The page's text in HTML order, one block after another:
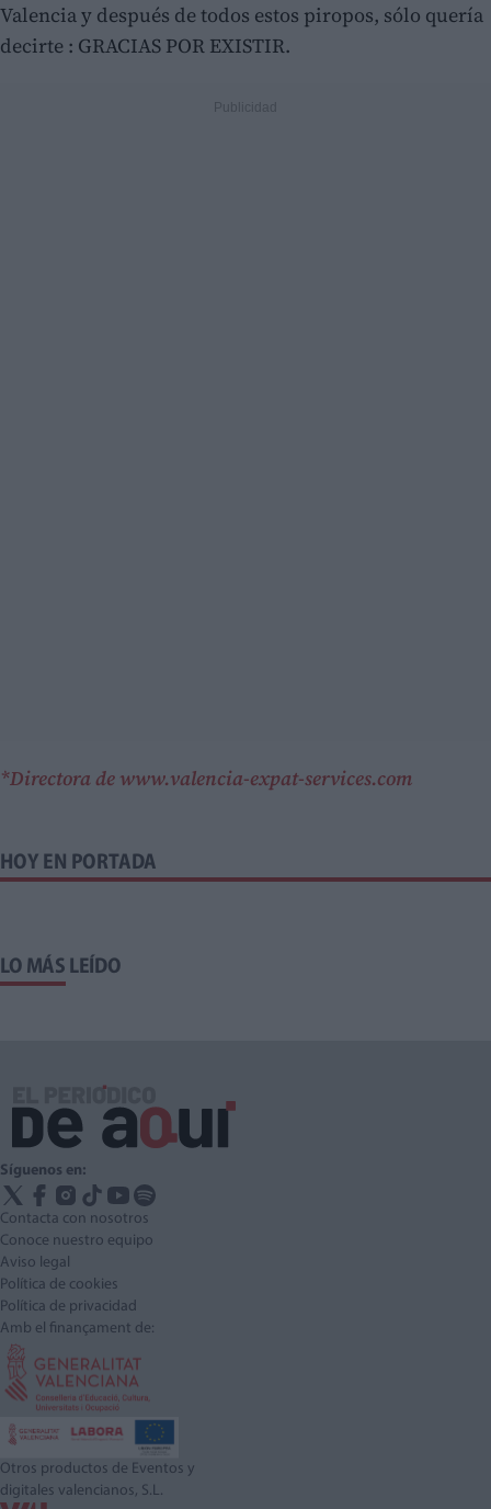
Valencia y después de todos estos piropos, sólo quería
decirte : GRACIAS POR EXISTIR.
*Directora de www.valencia-expat-services.com
HOY EN PORTADA
LO MÁS LEÍDO
Síguenos en:
Contacta con nosotros
Conoce nuestro equipo
Aviso legal
Política de cookies
Política de privacidad
Amb el finançament de:
Otros productos de Eventos y
digitales valencianos, S.L.